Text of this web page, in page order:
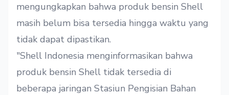
mengungkapkan bahwa produk bensin Shell
masih belum bisa tersedia hingga waktu yang
tidak dapat dipastikan.
"Shell Indonesia menginformasikan bahwa
produk bensin Shell tidak tersedia di
beberapa jaringan Stasiun Pengisian Bahan